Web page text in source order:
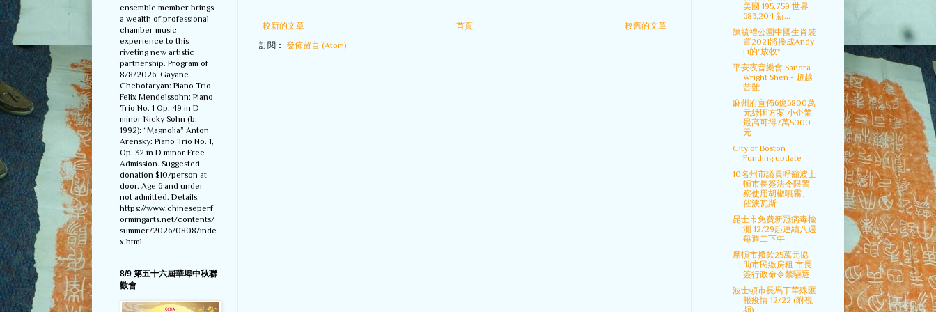
較新的文章 較舊的文章
首頁
訂閱： 發佈留言 (Atom)
ensemble member brings
a wealth of professional
chamber music
experience to this
riveting new artistic
partnership. Program of
8/8/2026: Gayane
Chebotaryan: Piano Trio
Felix Mendelssohn: Piano
Trio No. 1 Op. 49 in D
minor Nicky Sohn (b.
1992): “Magnolia” Anton
Arensky: Piano Trio No. 1,
Op. 32 in D minor Free
Admission. Suggested
donation $10/person at
door. Age 6 and under
not admitted. Details:
https://www.chineseperf
ormingarts.net/contents/
summer/2026/0808/inde
x.html
8/9 第五十六屆華埠中秋聯
歡會
美國 195,759 世界
683,204 新...
陳毓禮公園中國生肖裝
置2021將換成Andy
Li的"放牧"
平安夜音樂會 Sandra
Wright Shen - 超越
苦難
麻州府宣佈6億6800萬
元紓困方案 小企業
最高可得7萬5000
元
City of Boston
Funding update
10名州市議員呼籲波士
頓市長簽法令限警
察使用胡椒噴霧、
催淚瓦斯
昆士市免費新冠病毒檢
測 12/29起連續八週
每週二下午
摩頓市撥款25萬元協
助市民繳房租 市長
簽行政命令禁驅逐
波士頓市長馬丁華殊匯
報疫情 12/22 (附視
頻)